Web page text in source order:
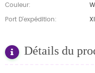
Couleur:
Port D'expédition:
Détails du